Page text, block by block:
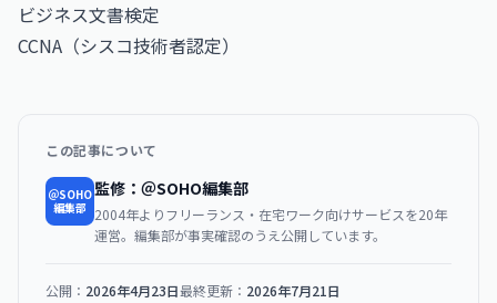
ビジネス文書検定
CCNA（シスコ技術者認定）
この記事について
＠SOHO
編集部
監修：＠SOHO編集部
2004年よりフリーランス・在宅ワーク向けサービスを20年
運営。編集部が事実確認のうえ公開しています。
公開： 2026年4月23日最終更新： 2026年7月21日